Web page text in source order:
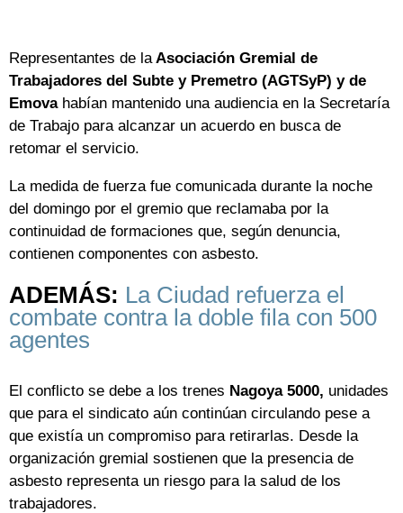
Representantes de la Asociación Gremial de
Trabajadores del Subte y Premetro (AGTSyP) y de
Emova habían mantenido una audiencia en la Secretaría
de Trabajo para alcanzar un acuerdo en busca de
retomar el servicio.
La medida de fuerza fue comunicada durante la noche
del domingo por el gremio que reclamaba por la
continuidad de formaciones que, según denuncia,
contienen componentes con asbesto.
ADEMÁS: La Ciudad refuerza el
combate contra la doble fila con 500
agentes
El conflicto se debe a los trenes Nagoya 5000, unidades
que para el sindicato aún continúan circulando pese a
que existía un compromiso para retirarlas. Desde la
organización gremial sostienen que la presencia de
asbesto representa un riesgo para la salud de los
trabajadores.